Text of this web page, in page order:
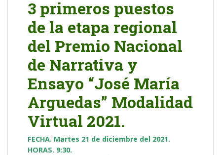
3 primeros puestos
de la etapa regional
del Premio Nacional
de Narrativa y
Ensayo “José María
Arguedas” Modalidad
Virtual 2021.
FECHA. Martes 21 de diciembre del 2021.
HORAS. 9:30.